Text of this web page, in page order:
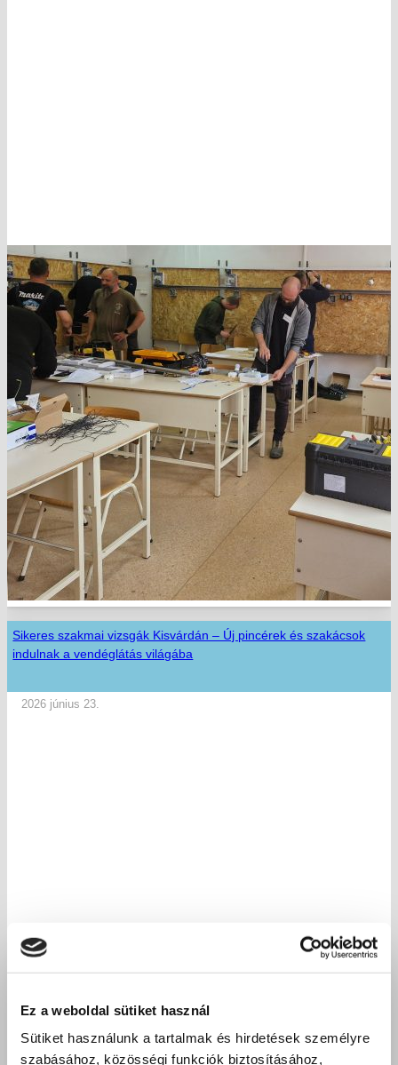
Ez a weboldal sütiket használ
Sütiket használunk a tartalmak és hirdetések személyre
szabásához, közösségi funkciók biztosításához,
Sikeres szakmai vizsgák Kisvárdán – Új pincérek és szakácsok
indulnak a vendéglátás világába
2026 június 23.